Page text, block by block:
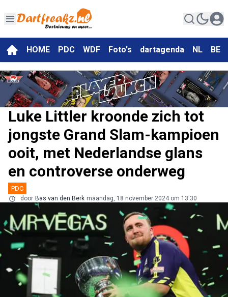
HOME PDC WDF Foto's dartagenda NL BE
Luke Littler kroonde zich tot
jongste Grand Slam-kampioen
ooit, met Nederlandse glans
en controverse onderweg
PDC
door Bas van den Berk maandag, 18 november 2024 om 13:30